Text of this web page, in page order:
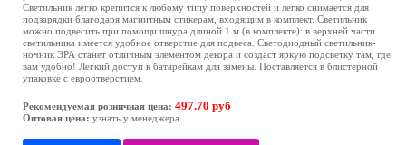
Светильник легко крепится к любому типу поверхностей и легко снимается для
подзарядки благодаря магнитным стикерам, входящим в комплект. Светильник
можно подвесить при помощи шнура длиной 1 м (в комплекте): в верхней части
светильника имеется удобное отверстие для подвеса. Светодиодный светильник-
ночник ЭРА станет отличным элементом декора и создаст яркую подсветку там, где
вам удобно! Легкий доступ к батарейкам для замены. Поставляется в блистерной
упаковке с евроотверстием.
Рекомендуемая розничная цена: 497.70 руб
Оптовая цена: узнать у менеджера